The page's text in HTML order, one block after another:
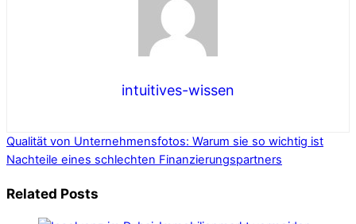
intuitives-wissen
Qualität von Unternehmensfotos: Warum sie so wichtig ist
Nachteile eines schlechten Finanzierungspartners
Related Posts